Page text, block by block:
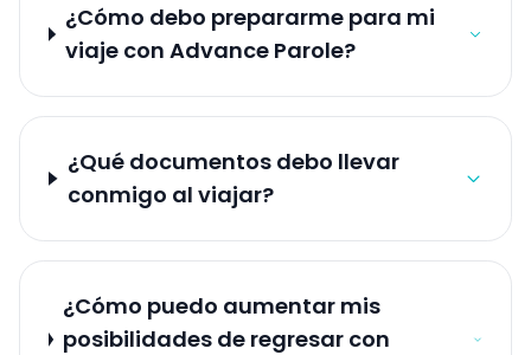
¿Cómo debo prepararme para mi
viaje con Advance Parole?
¿Qué documentos debo llevar
conmigo al viajar?
¿Cómo puedo aumentar mis
posibilidades de regresar con